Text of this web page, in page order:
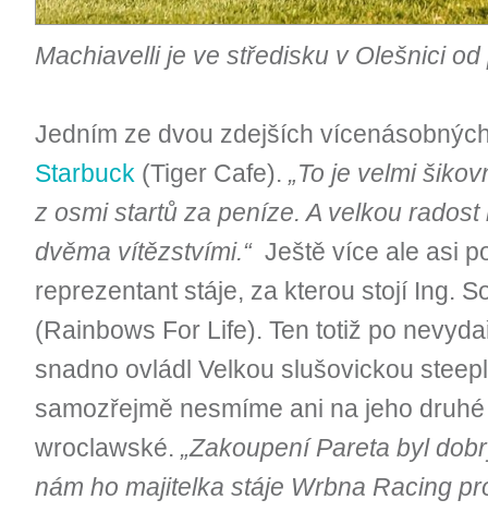
Machiavelli je ve středisku v Olešnici od
Jedním ze dvou zdejších
Starbuck (Tiger Cafe). „To je velmi
z osmi startů za peníze. A velkou radost
dvěma vítězstvími.“ Ještě více ale asi
reprezentant stáje, za kterou stojí Ing.
(Rainbows For Life). Ten totiž po
snadno ovládl Velkou slušovickou
samozřejmě nesmíme ani na jeho
wroclawské. „Zakoupení Pareta byl
nám ho majitelka stáje Wrbna Racing